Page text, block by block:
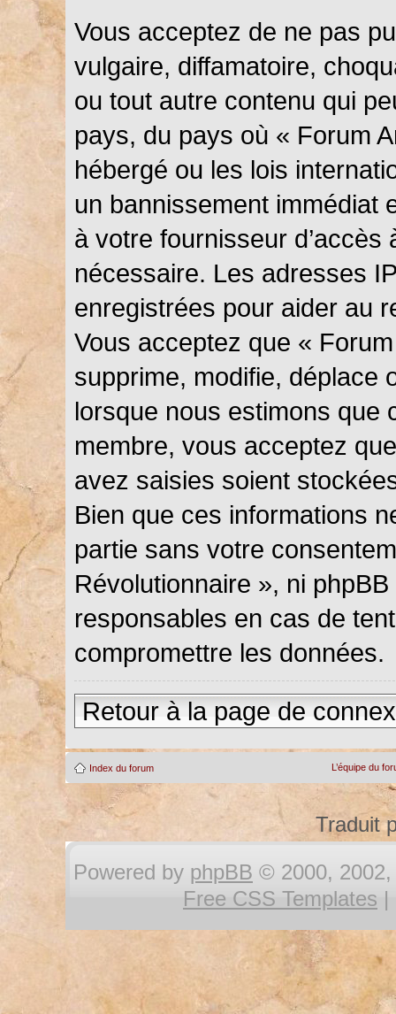
Vous acceptez de ne pas
vulgaire, diffamatoire,
ou tout autre contenu qui
pays, du pays où « Forum
hébergé ou les lois
un bannissement immédiat
à votre fournisseur
nécessaire. Les adresses
enregistrées pour aider au
Vous acceptez que «
supprime, modifie, déplace
lorsque nous estimons que
membre, vous acceptez
avez saisies soient
Bien que ces informations
partie sans votre
Révolutionnaire », ni
responsables en cas de
compromettre les données.
Retour à la page de
Index du forum L’équipe du
Traduit
Powered by phpBB © 2000, 2002,
Free CSS Templates |